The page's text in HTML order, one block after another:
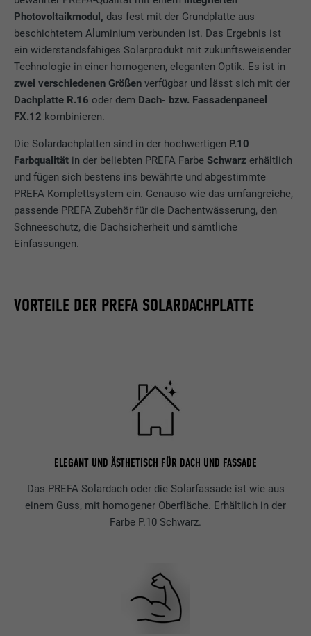
Photovoltaikmodul, das fest mit der Grundplatte aus
beschichtetem Aluminium verbunden ist. Das Ergebnis ist
ein widerstandsfähiges Solarprodukt mit zukunftsweisender
Technologie in einer homogenen, eleganten Optik. Es ist in
zwei verschiedenen Größen verfügbar und lässt sich mit der
Dachplatte R.16 oder dem Dach- bzw. Fassadenpaneel
FX.12 kombinieren.
Die Solardachplatten sind in der hochwertigen P.10
Farbqualität in der beliebten PREFA FarbeSchwarz erhältlich
und fügen sich bestens ins bewährte und abgestimmte
PREFA Komplettsystem ein. Genauso wie das umfangreiche,
passende PREFA Zubehör für die Dachentwässerung, den
Schneeschutz, die Dachsicherheit und sämtliche
Einfassungen.
VORTEILE DER PREFA SOLARDACHPLATTE
ELEGANT UND ÄSTHETISCH FÜR DACH UND FASSADE
Das PREFA Solardach oder die Solarfassade ist wie aus
einem Guss, mit homogener Oberfläche. Erhältlich in der
Farbe P.10 Schwarz.